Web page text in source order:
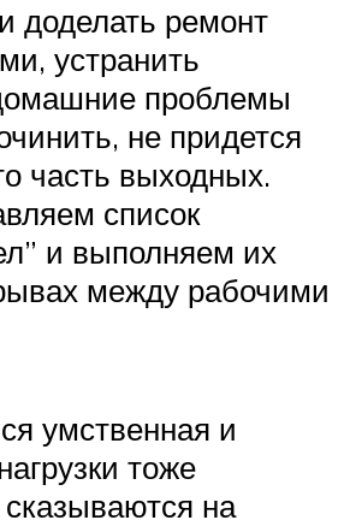
доделать ремонт
устранить
проблемы
не придется
часть выходных.
список
и выполняем их
между рабочими
умственная и
тоже
на